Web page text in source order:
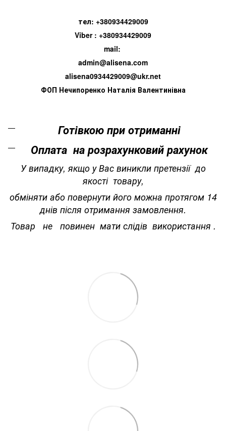
тел: +380934429009
Viber : +380934429009
mail:
admin@alisena.com
alisena0934429009@ukr.net
ФОП Нечипоренко Наталія Валентинівна
Готівкою при отриманні
Оплата на розрахунковий рахунок
У випадку, якщо у Вас виникли претензії до
якості товару,
обміняти або повернути його можна протягом 14
днів після отримання замовлення.
Товар не повинен мати слідів використання .